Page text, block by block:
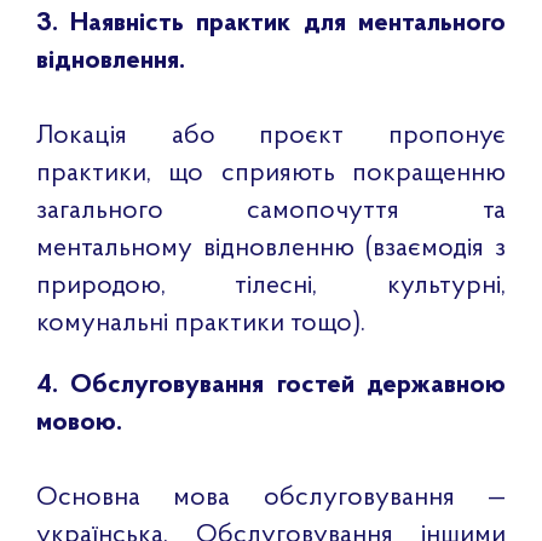
3. Наявність практик для ментального
відновлення.
Локація або проєкт пропонує
практики, що сприяють покращенню
загального самопочуття та
ментальному відновленню (взаємодія з
природою, тілесні, культурні,
комунальні практики тощо).
4. Обслуговування гостей державною
мовою.
Основна мова обслуговування —
українська. Обслуговування іншими